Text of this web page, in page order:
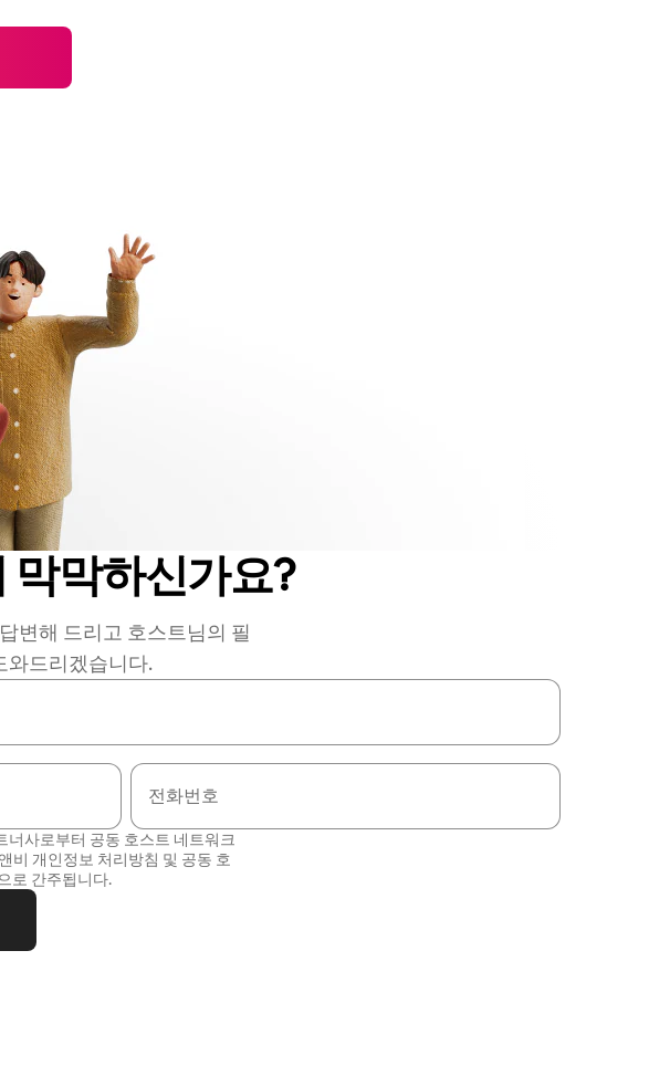
막막하신가요?
변해 드리고 호스트님의 필
와드리겠습니다.
전화번호
사로부터 공동 호스트 네트워크
비 개인정보 처리방침 및 공동 호
로 간주됩니다.